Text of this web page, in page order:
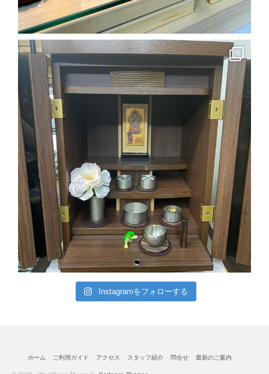
Instagramをフォローする
ホーム ご利用ガイド アクセス スタッフ紹介 問合せ 最新のご案内